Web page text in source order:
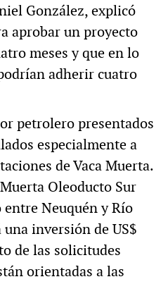
González, explicó
aprobar un proyecto
meses y que en lo
adherir cuatro
petrolero presentados
especialmente a
de Vaca Muerta.
Oleoducto Sur
Neuquén y Río
inversión de US$
de las solicitudes
orientadas a las